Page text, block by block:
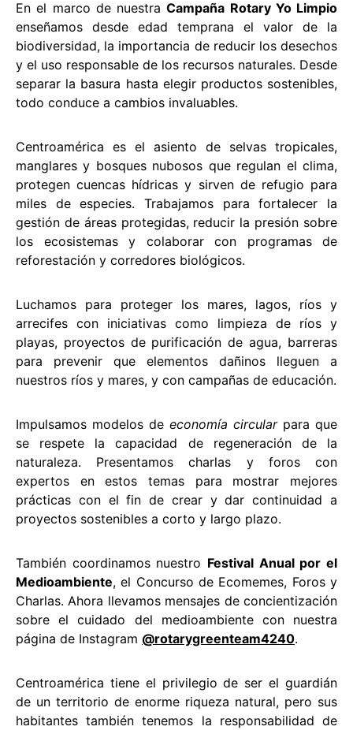
En el marco de nuestraCampaña Rotary Yo Limpio
enseñamos desde edad temprana el valor de la
biodiversidad, la importancia de reducir los desechos
y el uso responsable de los recursos naturales. Desde
separar la basura hasta elegir productos sostenibles,
todo conduce a cambios invaluables.
Centroamérica es el asiento de selvas tropicales,
manglares y bosques nubosos que regulan el clima,
protegen cuencas hídricas y sirven de refugio para
miles de especies. Trabajamos para fortalecer la
gestión de áreas protegidas, reducir la presión sobre
los ecosistemas y colaborar con programas de
reforestación y corredores biológicos.
Luchamos para proteger los mares, lagos, ríos y
arrecifes con iniciativas como limpieza de ríos y
playas, proyectos de purificación de agua, barreras
para prevenir que elementos dañinos lleguen a
nuestros ríos y mares, y con campañas de educación.
Impulsamos modelos de economía circularpara que
se respete la capacidad de regeneración de la
naturaleza. Presentamos charlas y foros con
expertos en estos temas para mostrar mejores
prácticas con el fin de crear y dar continuidad a
proyectos sostenibles a corto y largo plazo.
También coordinamos nuestro Festival Anual por el
Medioambiente, el Concurso de Ecomemes, Foros y
Charlas. Ahora llevamos mensajes de concientización
sobre el cuidado del medioambiente con nuestra
página de Instagram @rotarygreenteam4240.
Centroamérica tiene el privilegio de ser el guardián
de un territorio de enorme riqueza natural, pero sus
habitantes también tenemos la responsabilidad de